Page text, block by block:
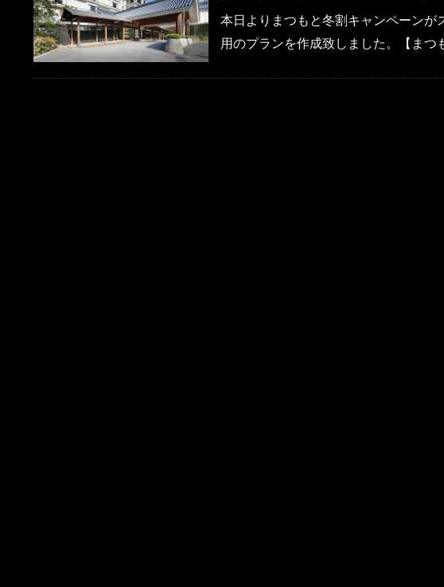
本日よりまつもと冬割キャンペーンが
用のプランを作成致しました。【まつ